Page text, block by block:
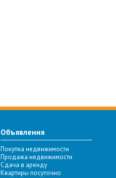
Объявления
Покупка недвижимости
Продажа недвижимости
Сдача в аренду
Квартиры посуточно